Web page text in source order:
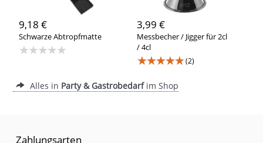
9,18 €
Schwarze Abtropfmatte
★★★★★
3,99 €
Messbecher / Jigger für 2cl
/ 4cl
★★★★★(2)
Alles in Party & Gastrobedarfim Shop
Zahlungsarten